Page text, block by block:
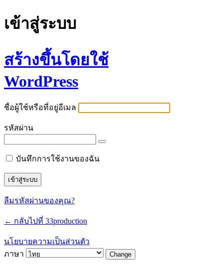
เข้าสู่ระบบ
สร้างขึ้นโดยใช้
WordPress
ชื่อผู้ใช้หรือที่อยู่อีเมล
รหัสผ่าน
บันทึกการใช้งานของฉัน
ลืมรหัสผ่านของคุณ?
← กลับไปที่ 33production
นโยบายความเป็นส่วนตัว
ภาษา